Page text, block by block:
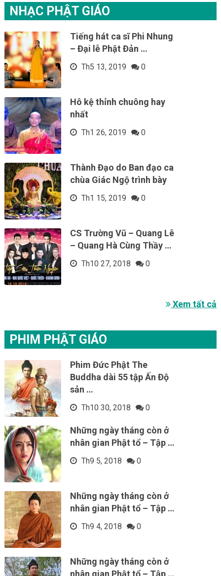
NHẠC PHẬT GIÁO
Tiếng hát ca sĩ Phi Nhung
– Đại lễ Phật Đản …
Th5 13, 2019 0
Hô kệ thỉnh chuông hay
nhất
Th1 26, 2019 0
Thành Đạo do Ban đạo ca
chùa Giác Ngộ trình bày
Th1 15, 2019 0
CS Trường Vũ – Quang Lê
– Quang Hà Cùng Thầy …
Th10 27, 2018 0
Xem tất cả
PHIM PHẬT GIÁO
Phim Đức Phật The
Buddha dài 55 tập Ấn Độ
sản …
Th10 30, 2018 0
Những ngày tháng còn ở
nhân gian Phật tổ – Tập …
Th9 5, 2018 0
Những ngày tháng còn ở
nhân gian Phật tổ – Tập …
Th9 4, 2018 0
Những ngày tháng còn ở
nhân gian Phật tổ – Tập …